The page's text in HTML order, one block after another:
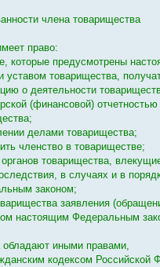
члена товарищества
право:
которые предусмотрены
товарищества,
о деятельности
(финансовой)
делами товарищества;
членство в товариществе;
товарищества,
в случаях и в
законом;
заявления
настоящим Федеральным
иными правами,
кодексом Российской